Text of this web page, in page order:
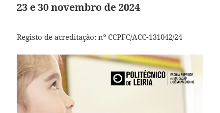
23 e 30 novembro de 2024
Registo de acreditação: nº CCPFC/ACC-131042/24